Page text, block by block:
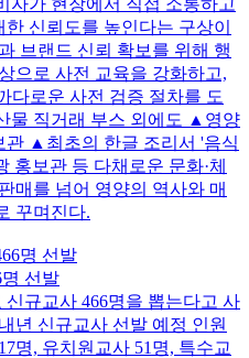
신뢰도를 높인다는 구상이
브랜드 신뢰 확보를 위해 행
으로 사전 교육을 강화하고,
다로운 사전 검증 절차를 도
물 직거래 부스 외에도 ▲영양
▲최초의 한글 조리서 '음식
보관 등 다채로운 문화·체
매를 넘어 영양의 역사와 매
꾸며진다.
선발
규교사 466명을 뽑는다고 사
년 신규교사 선발 예정 인원
명, 유치원교사 51명, 특수교